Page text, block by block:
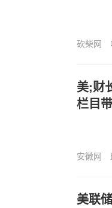
砍柴网
美;财
栏目
安徽网
美联